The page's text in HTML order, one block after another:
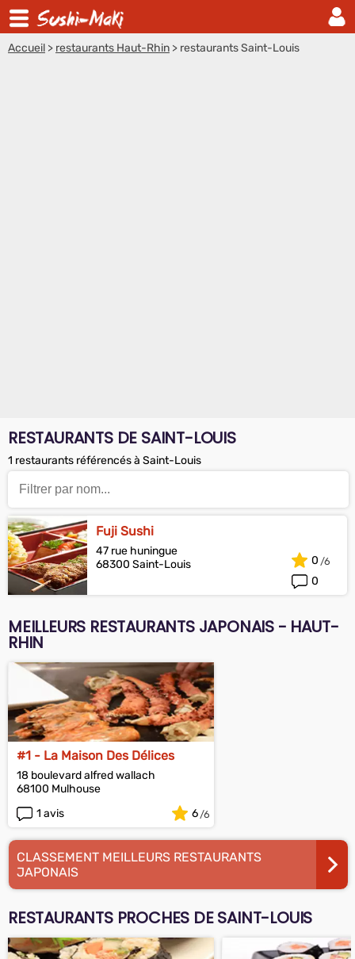
Accueil > restaurants Haut-Rhin > restaurants Saint-Louis
RESTAURANTS DE SAINT-LOUIS
1 restaurants référencés à Saint-Louis
Fuji Sushi
47 rue huningue
68300 Saint-Louis
0
0
MEILLEURS RESTAURANTS JAPONAIS - HAUT-
RHIN
#1 - La Maison Des Délices
18 boulevard alfred wallach
68100 Mulhouse
1 avis
6
CLASSEMENT MEILLEURS RESTAURANTS
JAPONAIS
RESTAURANTS PROCHES DE SAINT-LOUIS